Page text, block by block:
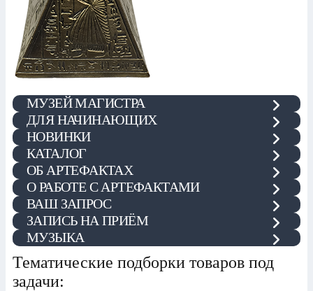
МУЗЕЙ МАГИСТРА
ДЛЯ НАЧИНАЮЩИХ
НОВИНКИ
КАТАЛОГ
ОБ АРТЕФАКТАХ
О РАБОТЕ С АРТЕФАКТАМИ
ВАШ ЗАПРОС
ЗАПИСЬ НА ПРИЁМ
МУЗЫКА
Тематические подборки товаров под
задачи: